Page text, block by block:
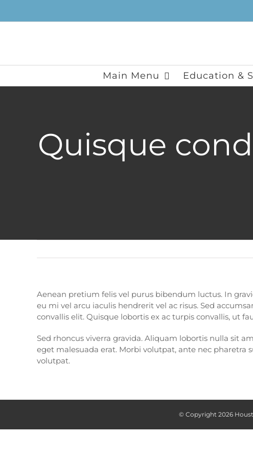
Main Menu Education &
Quisque
Aenean pretium felis vel purus bibendum luctus. In
eu mi vel arcu iaculis hendrerit vel ac risus. Sed
convallis elit. Quisque lobortis ex ac turpis convallis, ut
Sed rhoncus viverra gravida. Aliquam lobortis nulla sit
eget malesuada erat. Morbi volutpat, ante nec pharetra
volutpat.
© Copyright 2026